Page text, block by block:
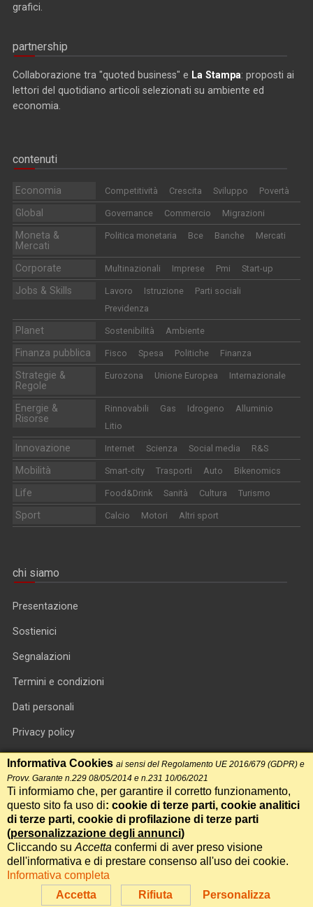
grafici.
partnership
Collaborazione tra "quoted business" e La Stampa: proposti ai
lettori del quotidiano articoli selezionati su ambiente ed
economia.
contenuti
Economia Competitività Crescita Sviluppo Povertà
Global Governance Commercio Migrazioni
Moneta &
Mercati
Politica monetaria Bce Banche Mercati
Corporate Multinazionali Imprese Pmi Start-up
Jobs & Skills Lavoro Istruzione
Parti sociali
Previdenza
Planet Sostenibilità Ambiente
Finanza pubblica Fisco Spesa Politiche Finanza
Strategie &
Regole
Eurozona Unione Europea Internazionale
Energie &
Risorse
Rinnovabili Gas Idrogeno
Alluminio
Litio
Innovazione Internet Scienza Social media R&S
Mobilità Smart-city Trasporti Auto Bikenomics
Life Food&Drink Sanità Cultura Turismo
Sport Calcio Motori Altri sport
chi siamo
Presentazione
Sostienici
Segnalazioni
Termini e condizioni
Dati personali
Privacy policy
Informativa cookie
RSS feed
RSS Top News
Contatti
International Communication S.r.l. • P.IVA 14478081004 • Testata
giornalistica n.191, reg. Tribunale di Roma del 14/12/2017
Accetta Rifiuta Personalizza
Informativa Cookies ai sensi del Regolamento UE 2016/679 (GDPR) e
Provv. Garante n.229 08/05/2014 e n.231 10/06/2021
Ti informiamo che, per garantire il corretto funzionamento,
questo sito fa uso di: cookie di terze parti, cookie analitici
di terze parti, cookie di profilazione di terze parti
(personalizzazione degli annunci)
Cliccando su Accetta confermi di aver preso visione
dell'informativa e di prestare consenso all'uso dei cookie.
Informativa completa